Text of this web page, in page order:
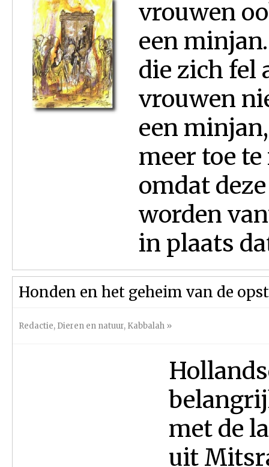
vrouwen
een
die zich fel
vrouwen
een
meer toe
omdat
worden
in plaats
Honden en het geheim van de
Redactie, Dieren en natuur, Kabbalah »
met de
uit